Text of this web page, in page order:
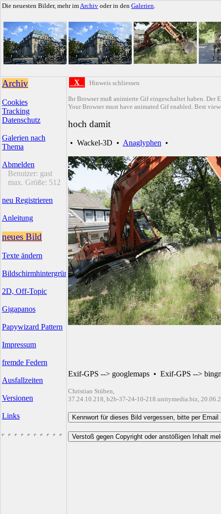
Die neuesten Bilder, mehr imArchiv oder in den Galerien.
Archiv
Cookies
Tracking
Datenschutz
Galerien nach
Thema
Abmelden
Benutzer: gast
max. Größe: 512
neu Registrieren
Anleitung
neues Bild
Texte ändern
Bildschirmhintergründe
2D, Off-Topic
Gigapanos
Papywizard Pattern
Impressum
fremde Federn
Ausfallzeiten
Versionen
Links
X Hinweis schliessen
Ihr Browser muß animierte Gif eingeschaltet haben. Der
Your Browser must have animated Gif enabled. Best
hoch damit
• Wackel-3D • Anaglyphen •
Exif-GPS --> googlemaps • Exif-GPS -->
Christian Stüben,
37.24.10.218, b2b-37-24-10-218.unitymedia.biz,